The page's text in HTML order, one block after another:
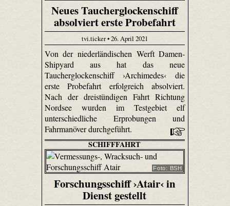
Neues Taucherglockenschiff
absolviert erste Probefahrt
tvi.ticker • 26. April 2021
Von der niederländischen Werft Damen-
Shipyard aus hat das neue
Taucherglockenschiff ›Archimedes‹ die
erste Probefahrt erfolgreich absolviert.
Nach der dreistündigen Fahrt Richtung
Nordsee wurden im Testgebiet elf
unterschiedliche Erprobungen und
Fahrmanöver durchgeführt.
SCHIFFFAHRT
Foto: BSH
Forschungsschiff ›Atair‹ in
Dienst gestellt